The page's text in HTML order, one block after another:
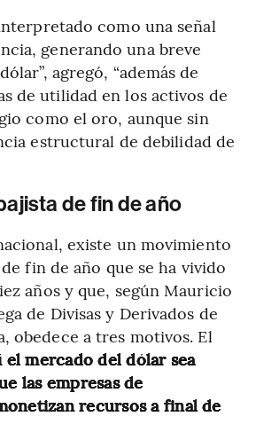
como una señal
generando una breve
agregó, “además de
de utilidad en los activos de
como el oro, aunque sin
estructural de debilidad de
de fin de año
existe un movimiento
fin de año que se ha vivido
años y que, según Mauricio
de Divisas y Derivados de
obedece a tres motivos. El
el mercado del dólar sea
las empresas de
recursos a final de